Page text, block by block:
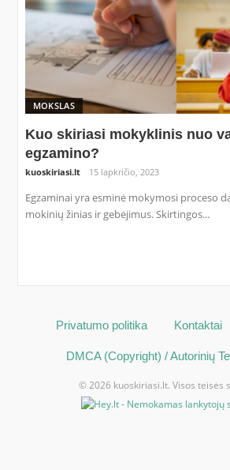
MOKSLAS
Kuo skiriasi mokyklinis nuo
egzamino?
kuoskiriasi.lt 15 lapkričio, 2023
Egzaminai yra esminė mokymosi proceso
mokinių žinias ir gebėjimus. Skirtingos...
Privatumo politika Kontaktai
DMCA (Copyright) / Autorinių
© 2026 kuoskiriasi.lt. Visos teisės